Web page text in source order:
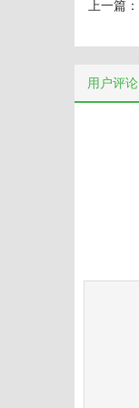
上一篇：
用户评论